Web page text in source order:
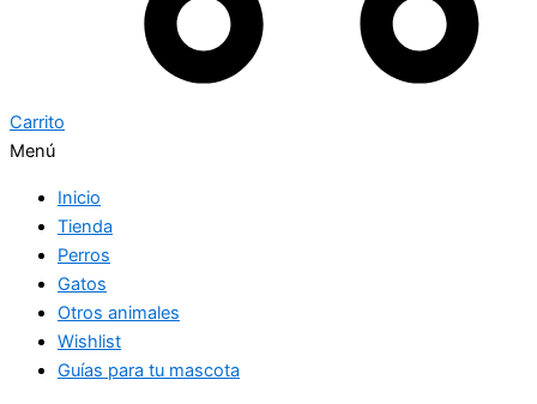
Carrito
Menú
Inicio
Tienda
Perros
Gatos
Otros animales
Wishlist
Guías para tu mascota